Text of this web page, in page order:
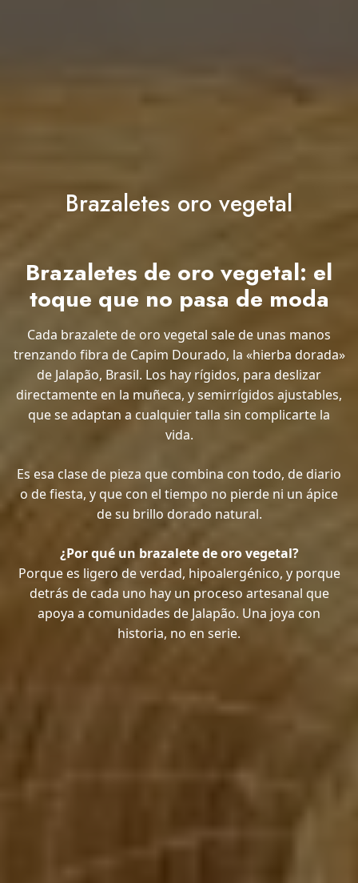
Brazaletes oro vegetal
Brazaletes de oro vegetal: el
toque que no pasa de moda
Cada brazalete de oro vegetal sale de unas manos
trenzando fibra de Capim Dourado, la «hierba dorada»
de Jalapão, Brasil. Los hay rígidos, para deslizar
directamente en la muñeca, y semirrígidos ajustables,
que se adaptan a cualquier talla sin complicarte la
vida.
Es esa clase de pieza que combina con todo, de diario
o de fiesta, y que con el tiempo no pierde ni un ápice
de su brillo dorado natural.
¿Por qué un brazalete de oro vegetal?
Porque es ligero de verdad, hipoalergénico, y porque
detrás de cada uno hay un proceso artesanal que
apoya a comunidades de Jalapão. Una joya con
historia, no en serie.